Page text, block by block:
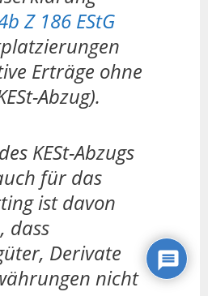
Z 186 EStG
Erträge ohne
Abzug).
KESt-Abzugs
für das
ist davon
dass
Derivate
nicht